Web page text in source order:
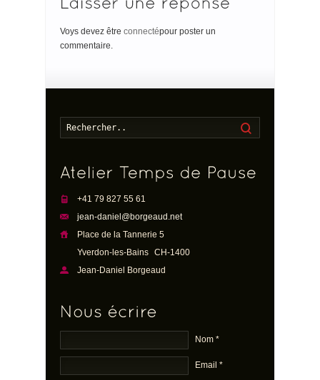
Voys devez être connectépour poster un
commentaire.
+41 79 827 55 61
jean-daniel@borgeaud.net
Place de la Tannerie 5
Yverdon-les-Bains CH-1400
Jean-Daniel Borgeaud
Nom *
Email *